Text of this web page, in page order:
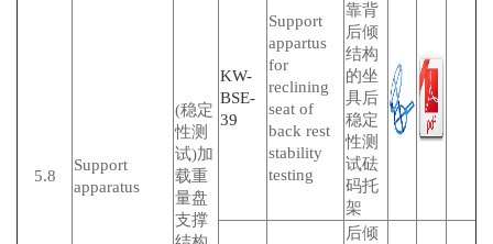
5.8
Support
apparatus
(稳定
性测
试)加
载重
量盘
支撑
KW-
BSE-
39
Support
appartus
for
reclining
seat of
back rest
stability
testing
靠背
后倾
结构
的坐
具后
稳定
性测
试砝
码托
架
后倾